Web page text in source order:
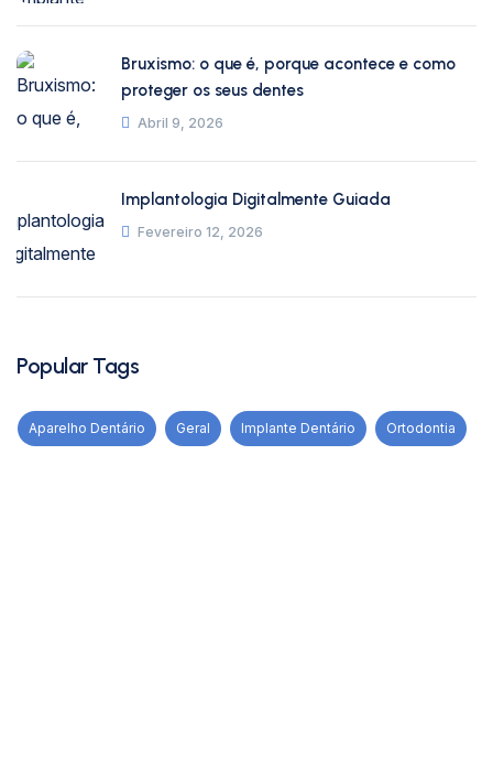
Bruxismo: o que é, porque acontece e como
proteger os seus dentes
Abril 9, 2026
Implantologia Digitalmente Guiada
Fevereiro 12, 2026
Popular Tags
Aparelho Dentário Geral Implante Dentário Ortodontia